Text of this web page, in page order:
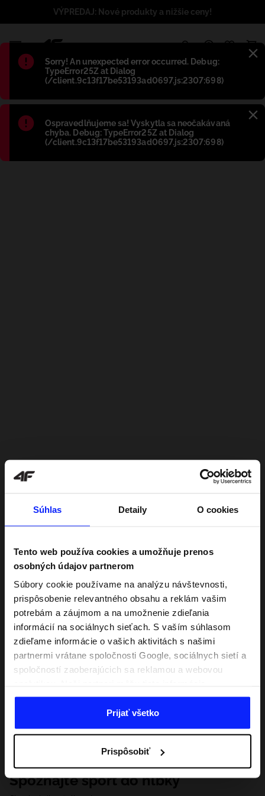
Súhlas Detaily O cookies
Tento web používa cookies a umožňuje prenos
osobných údajov partnerom
Súbory cookie používame na analýzu návštevnosti,
prispôsobenie relevantného obsahu a reklám vašim
potrebám a záujmom a na umožnenie zdieľania
informácií na sociálnych sieťach. S vaším súhlasom
zdieľame informácie o vašich aktivitách s našimi
partnermi vrátane spoločnosti Google, sociálnych sietí a
spoločností zaoberajúcich sa reklamou a webovou
kombinovať s inými, ktoré poskytnete mimo tejto
webovej stránky, ako aj s údajmi, ktoré získajú v
dôsledku vášho používania ich služieb. S vaším
našim partnerom, aby sme zacielili a zlepšili spôsob
zobrazovania online reklamy, vykonali analytický
prieskum, upravili obsah a zlepšili riešenia ponúkané
Prijať všetko
Prispôsobiť
Błąd:
Sorry! An unexpected error occurred. Debug:
TypeError25Z at Dialog
(/client.9c13f17be53193ad0697.js:2307:698)
Błąd:
Ospravedlňujeme sa! Vyskytla sa neočakávaná
chyba. Debug: TypeError25Z at Dialog
(/client.9c13f17be53193ad0697.js:2307:698)
VÝPREDAJ: Nové produkty a nižšie ceny!
Spoznajte šport do hĺbky